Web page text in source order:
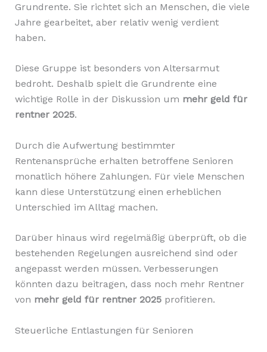
Grundrente. Sie richtet sich an Menschen, die viele
Jahre gearbeitet, aber relativ wenig verdient
haben.
Diese Gruppe ist besonders von Altersarmut
bedroht. Deshalb spielt die Grundrente eine
wichtige Rolle in der Diskussion um mehr geld für
rentner 2025.
Durch die Aufwertung bestimmter
Rentenansprüche erhalten betroffene Senioren
monatlich höhere Zahlungen. Für viele Menschen
kann diese Unterstützung einen erheblichen
Unterschied im Alltag machen.
Darüber hinaus wird regelmäßig überprüft, ob die
bestehenden Regelungen ausreichend sind oder
angepasst werden müssen. Verbesserungen
könnten dazu beitragen, dass noch mehr Rentner
von mehr geld für rentner 2025profitieren.
Steuerliche Entlastungen für Senioren